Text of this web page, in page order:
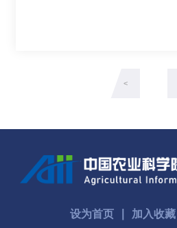
<
设为首页 加入收藏